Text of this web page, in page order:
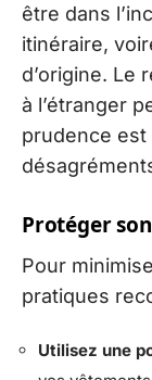
être dans
itinéraire,
d’origine. Le
à l’étranger
prudence
Protéger
Pour
pratiques
Utilisez une